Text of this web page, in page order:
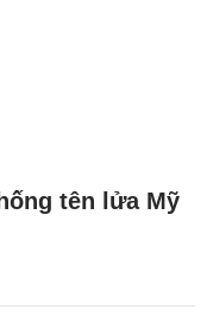
tên lửa Mỹ